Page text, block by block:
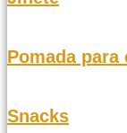
Pomada para
Snacks